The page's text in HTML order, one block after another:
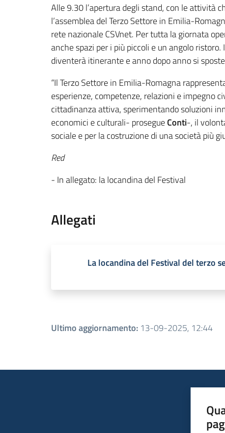
Alle 9.30 l’apertura degli stand, con le attività
l’assemblea del Terzo Settore in Emilia-
rete nazionale CSVnet. Per tutta la giornata
anche spazi per i più piccoli e un angolo
diventerà itinerante e anno dopo anno si
“Il Terzo Settore in Emilia-Romagna
esperienze, competenze, relazioni e impegno
cittadinanza attiva, sperimentando soluzioni
economici e culturali- prosegueConti-, il
sociale e per la costruzione di una società più
Red
- In allegato: la locandina del Festival
Allegati
La locandina del Festival del terzo
Ultimo aggiornamento: 13-09-2025, 12:44